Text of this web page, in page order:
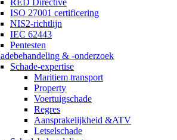
RED Directive
ISO 27001 certificering
NIS2-richtlijn
IEC 62443
Pentesten
& -onderzoek
Schade-expertise
Maritiem transport
Property
Voertuigschade
Regres
Aansprakelijkheid &ATV
Letselschade